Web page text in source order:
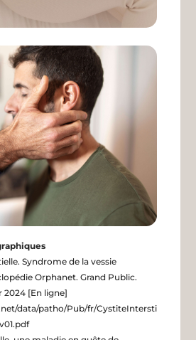
Syndrome de la vessie
Orphanet. Grand Public.
2024 [En ligne]
data/patho/Pub/fr/CystiteIntersti